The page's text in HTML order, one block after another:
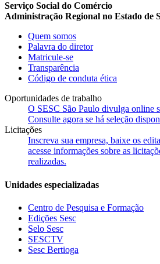
Serviço Social do Comércio
Administração Regional no Estado de
Quem somos
Palavra do diretor
Matricule-se
Transparência
Código de conduta ética
Oportunidades de trabalho
O SESC São Paulo divulga online
Consulte agora se há seleção
Licitações
Inscreva sua empresa, baixe os
acesse informações sobre as
realizadas.
Unidades especializadas
Centro de Pesquisa e Formação
Edições Sesc
Selo Sesc
SESCTV
Sesc Bertioga